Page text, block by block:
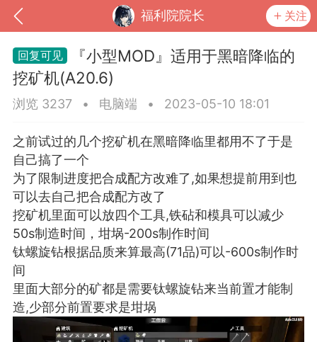
福利院院长 关注
我的钱包 道具 排行榜
MOD下载 攻略教程
『小型MOD』适用于黑暗降临的
挖矿机(A20.6)
浏览 3237 • 电脑端 • 2023-05-10 18:01
之前试过的几个挖矿机在黑暗降临里都用不了于是
自己搞了一个
为了限制进度把合成配方改难了,如果想提前用到也
可以去自己把合成配方改了
挖矿机里面可以放四个工具,铁砧和模具可以减少
50s制造时间，坩埚-200s制作时间
钛螺旋钻根据品质来算最高(71品)可以-600s制作时
间
里面大部分的矿都是需要钛螺旋钻来当前置才能制
造,少部分前置要求是坩埚